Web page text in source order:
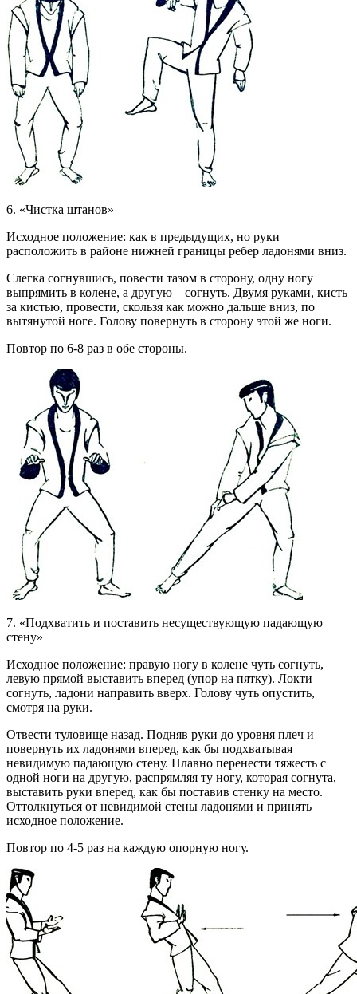
6. «Чистка штанов»
Исходное положение: как в предыдущих, но руки
расположить в районе нижней границы ребер ладонями вниз.
Слегка согнувшись, повести тазом в сторону, одну ногу
выпрямить в колене, а другую – согнуть. Двумя руками, кисть
за кистью, провести, скользя как можно дальше вниз, по
вытянутой ноге. Голову повернуть в сторону этой же ноги.
Повтор по 6-8 раз в обе стороны.
7. «Подхватить и поставить несуществующую падающую
стену»
Исходное положение: правую ногу в колене чуть согнуть,
левую прямой выставить вперед (упор на пятку). Локти
согнуть, ладони направить вверх. Голову чуть опустить,
смотря на руки.
Отвести туловище назад. Подняв руки до уровня плеч и
повернуть их ладонями вперед, как бы подхватывая
невидимую падающую стену. Плавно перенести тяжесть с
одной ноги на другую, распрямляя ту ногу, которая согнута,
выставить руки вперед, как бы поставив стенку на место.
Оттолкнуться от невидимой стены ладонями и принять
исходное положение.
Повтор по 4-5 раз на каждую опорную ногу.